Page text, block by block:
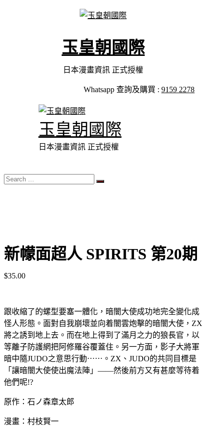
玉皇朝國際
日本漫畫資訊 正式授權
Whatsapp 查詢及購買 : 9159 2278
玉皇朝國際
日本漫畫資訊 正式授權
Search
…
新幪面超人 SPIRITS 第20期
$35.00
跟收縮了的螺型要塞一體化，暗闇大使成功地完全變化成
怪人形態。面對自我崩壞並向着闇雲炮擊的暗闇大使，ZX
將之誘到地上去。而在地上得到了滿月之力的狼長官，以
等離子防護網把阿修羅谷覆蓋住。另一方面，影子大將軍
暗中隨JUDO之意思行動⋯⋯。ZX、JUDO的共同目標是
「讓暗闇大使使出魔法陣」——然後前方又有甚麼等待着
他們呢!?
原作：石ノ森章太郎
漫畫：村枝賢一